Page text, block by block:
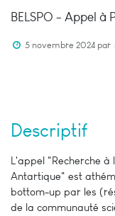
BELSPO - Appel à
5 novembre 2024 par
Descriptif
L'appel "Recherche à
Antartique" est
bottom-up par les
de la communauté